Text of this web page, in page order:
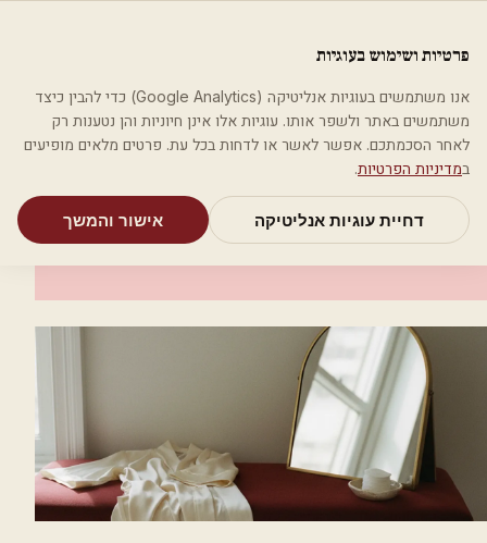
מאמריםקטגוריותחיפושאודות
בית קטגוריות אסתטיקה רפואית לילה לבן - טיפולי אסתטיקה
אסתטיקה רפואית
לילה לבן - טיפולי אסתטיקה
פרטיות ושימוש בעוגיות
אנו משתמשים בעוגיות אנליטיקה (Google Analytics) כדי להבין כיצד
משתמשים באתר ולשפר אותו. עוגיות אלו אינן חיוניות והן נטענות רק
לאחר הסכמתכם. אפשר לאשר או לדחות בכל עת. פרטים מלאים מופיעים
במדיניות הפרטיות.
דחיית עוגיות אנליטיקה אישור והמשך